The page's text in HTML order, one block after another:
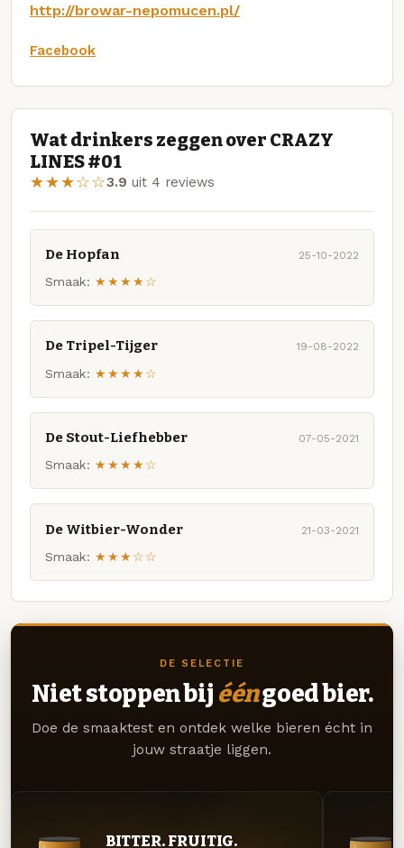
http://browar-nepomucen.pl/
Facebook
Wat drinkers zeggen over CRAZY
LINES #01
★★★☆☆3.9 uit 4 reviews
De Hopfan 25-10-2022
Smaak: ★★★★☆
De Tripel-Tijger 19-08-2022
Smaak: ★★★★☆
De Stout-Liefhebber 07-05-2021
Smaak: ★★★★☆
De Witbier-Wonder 21-03-2021
Smaak: ★★★☆☆
DE SELECTIE
Niet stoppen bij ééngoed bier.
Doe de smaaktest en ontdek welke bieren écht in
jouw straatje liggen.
BITTER. FRUITIG.